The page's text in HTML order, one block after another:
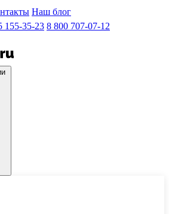
Наш блог
155-35-23 8 800 707-07-12